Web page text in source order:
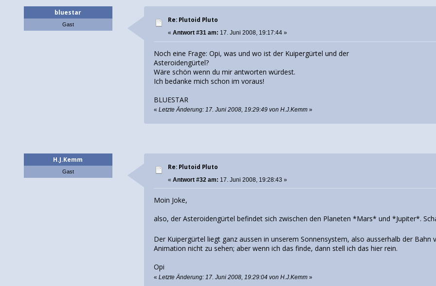
bluestar
Gast
Re: Plutoid Pluto
«Antwort #31 am: 17. Juni 2008, 19:17:44 »
Noch eine Frage: Opi, was und wo ist der Kuipergürtel und der
Asteroidengürtel?
Wäre schön wenn du mir antworten würdest.
Ich bedanke mich schon im voraus!
BLUESTAR
«Letzte Änderung: 17. Juni 2008, 19:29:49 von H.J.Kemm »
H.J.Kemm
Gast
Re: Plutoid Pluto
«Antwort #32 am: 17. Juni 2008, 19:28:43 »
Moin Joke,
also, der Asteroidengürtel befindet sich zwischen den Planeten *Mars* und *Jupiter*.
Der Kuipergürtel liegt ganz aussen in unserem Sonnensystem, also ausserhalb der
Animation nicht zu sehen; aber wenn ich das finde, dann stell ich das hier rein.
Opi
«Letzte Änderung: 17. Juni 2008, 19:29:04 von H.J.Kemm »